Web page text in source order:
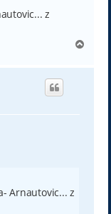
z
g
Arnautovic... z